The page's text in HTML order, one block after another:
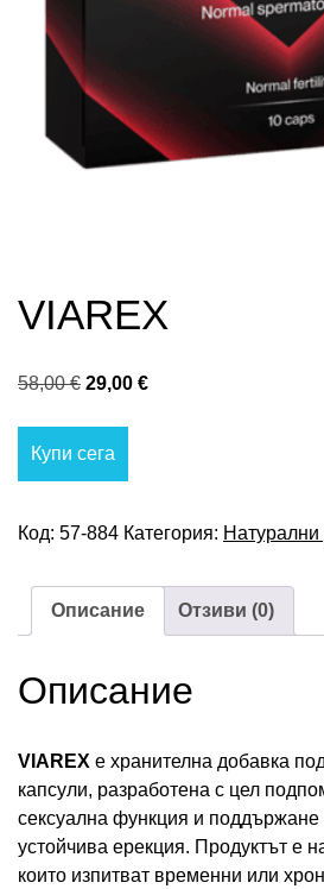
VIAREX
58,00€ Original
29,00 €Текущата
Купи сега
Код: 57-884 Категория: Натурални
Описание Отзиви (0)
Описание
VIAREX е хранителна добавка
капсули, разработена с цел
сексуална функция и поддържане
устойчива ерекция. Продуктът е
които изпитват временни или